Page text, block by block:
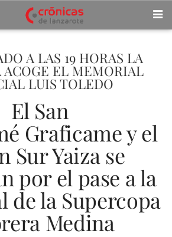
A LAS 19 HORAS LA
ACOGE EL MEMORIAL
LUIS TOLEDO
El San
Graficame y el
Sur Yaiza se
por el pase a la
de la Supercopa
Medina